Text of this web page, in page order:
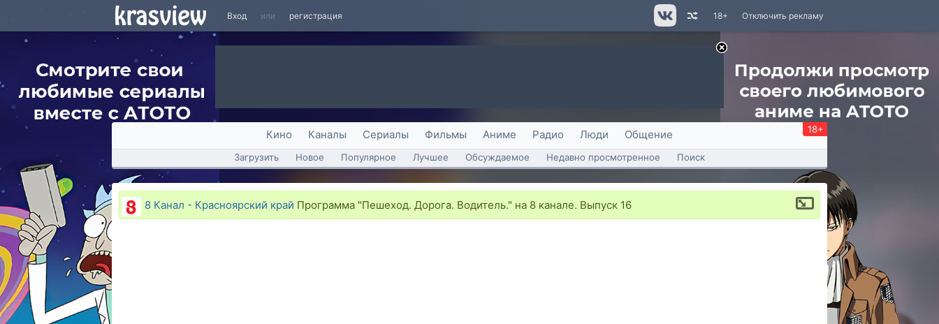
Вход или регистрация Отключить рекламу
18+
Кино Каналы Сериалы Фильмы Аниме Радио Люди Общение 18+
Загрузить Новое Популярное Лучшее Обсуждаемое Недавно просмотренное Поиск
8 Канал - Красноярский край Программа "Пешеход. Дорога. Водитель." на 8 канале. Выпуск 16